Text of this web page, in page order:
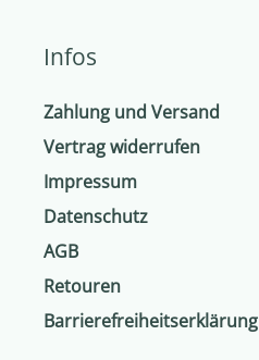
Infos
Zahlung und Versand
Vertrag widerrufen
Impressum
Datenschutz
AGB
Retouren
Barrierefreiheitserklärung